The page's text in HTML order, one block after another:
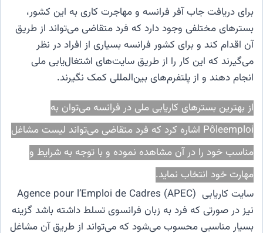
برای دریافت جاب آفر فرانسه و مهاجرت کاری به این کشور،
بسترهای مختلفی وجود دارد که فرد متقاضی می‌تواند از طریق
آن اقدام کند و برای کشور فرانسه بسیاری از افراد در نظر
می‌گیرند که این کار را از طریق سایت‌های اشتغال‌یابی ملی
انجام دهند و از پلتفرم‌های بین‌المللی کمک نگیرند.
از بهترین بسترهای کاریابی ملی در فرانسه می‌توان به
Pôleemploi اشاره کرد که فرد متقاضی می‌تواند لیست مشاغل
مناسب خود را در آن مشاهده نموده و با توجه به شرایط و
مهارت خود انتخاب نماید.
سایت کاریابی Agence pour l’Emploi de Cadres (APEC)
نیز در صورتی که فرد به زبان فرانسوی تسلط داشته باشد گزینه
بسیار مناسبی محسوب می‌شود که می‌تواند از طریق آن مشاغل